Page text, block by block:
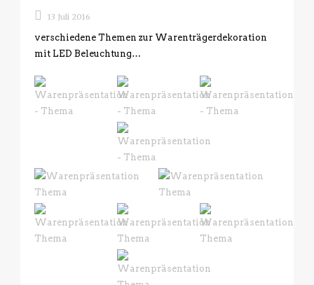
13 Juli 2016
verschiedene Themen zur Warenträgerdekoration
mit LED Beleuchtung…